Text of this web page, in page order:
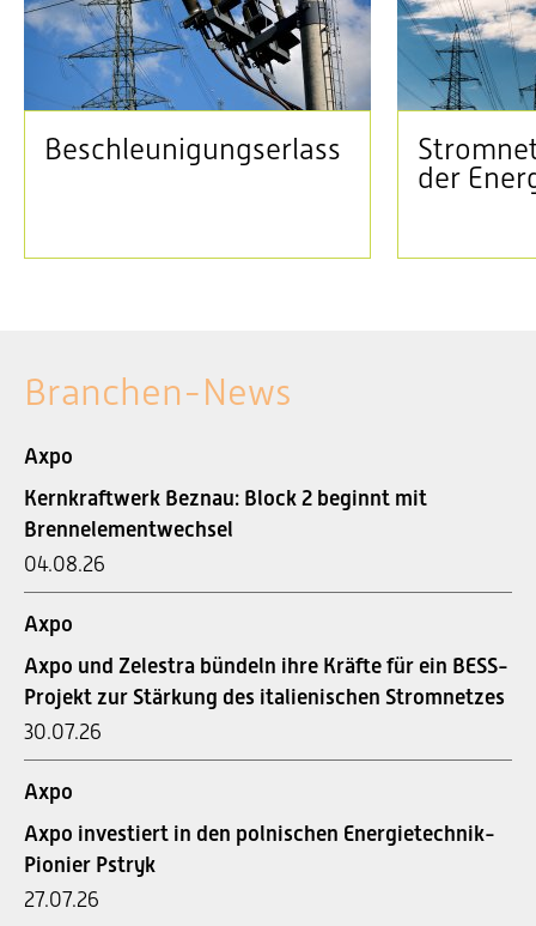
Beschleunigungserlass
der
Branchen-News
Axpo
Kernkraftwerk Beznau: Block 2 beginnt mit
Brennelementwechsel
04.08.26
Axpo
Axpo und Zelestra bündeln ihre Kräfte für ein BESS-
Projekt zur Stärkung des italienischen Stromnetzes
30.07.26
Axpo
Axpo investiert in den polnischen Energietechnik-
Pionier Pstryk
27.07.26